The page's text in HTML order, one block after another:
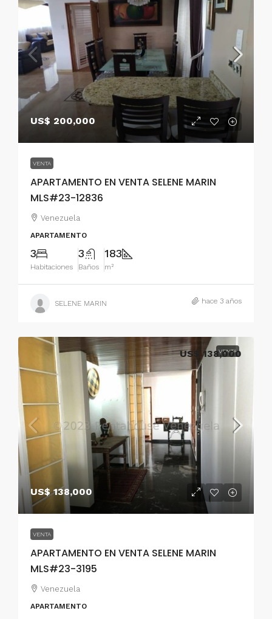
US$ 200,000
VENTA
APARTAMENTO EN VENTA SELENE MARIN
MLS#23-12836
Venezuela
APARTAMENTO
3
Habitaciones
3
Baños
183
m²
SELENE MARIN hace 3 años
VENTA
US$ 138,000
VENTA
APARTAMENTO EN VENTA SELENE MARIN
MLS#23-3195
US$ 138,000
Venezuela
APARTAMENTO